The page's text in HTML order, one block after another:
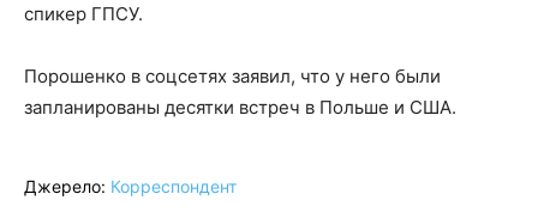
спикер ГПСУ.
Порошенко в соцсетях заявил, что у него были
запланированы десятки встреч в Польше и США.
Джерело: Корреспондент